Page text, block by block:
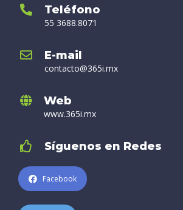
Teléfono
55 3688.8071
E-mail
contacto@365i.mx
Web
www.365i.mx
Síguenos en Redes
Facebook